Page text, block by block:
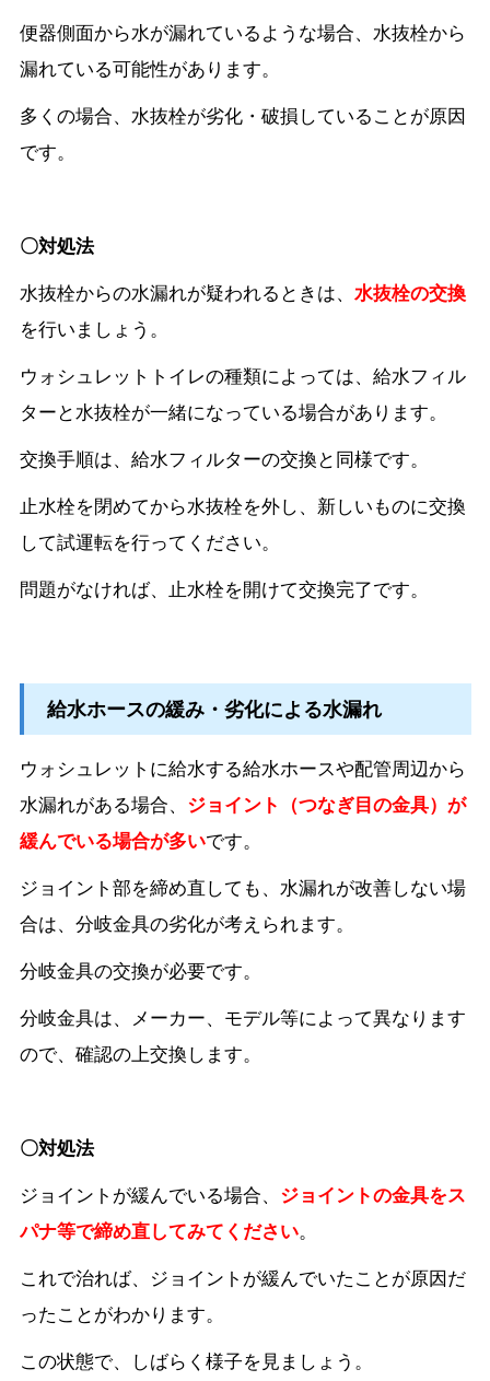
便器側面から水が漏れているような場合、水抜栓から
漏れている可能性があります。
多くの場合、水抜栓が劣化・破損していることが原因
です。
〇対処法
水抜栓からの水漏れが疑われるときは、 水抜栓の交換
を行いましょう。
ウォシュレットトイレの種類によっては、給水フィル
ターと水抜栓が一緒になっている場合があります。
交換手順は、給水フィルターの交換と同様です。
止水栓を閉めてから水抜栓を外し、新しいものに交換
して試運転を行ってください。
問題がなければ、止水栓を開けて交換完了です。
給水ホースの緩み・劣化による水漏れ
ウォシュレットに給水する給水ホースや配管周辺から
水漏れがある場合、 ジョイント（つなぎ目の金具）が
緩んでいる場合が多いです。
ジョイント部を締め直しても、水漏れが改善しない場
合は、分岐金具の劣化が考えられます。
分岐金具の交換が必要です。
分岐金具は、メーカー、モデル等によって異なります
ので、確認の上交換します。
〇対処法
ジョイントが緩んでいる場合、 ジョイントの金具をス
パナ等で締め直してみてください。
これで治れば、ジョイントが緩んでいたことが原因だ
ったことがわかります。
この状態で、しばらく様子を見ましょう。